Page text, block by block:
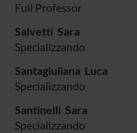
Full Professor
Salvetti Sara
Specializzando
Santagiuliana Luca
Specializzando
Santinelli Sara
Specializzando